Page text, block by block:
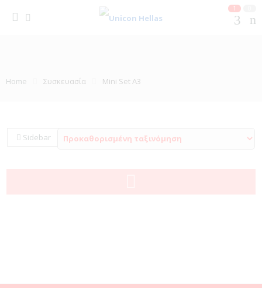
1
Home Συσκευασία Mini Set A3
Sidebar